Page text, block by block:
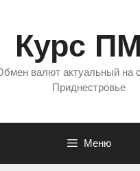
Курс
валют актуальный на
Приднестровье
Меню